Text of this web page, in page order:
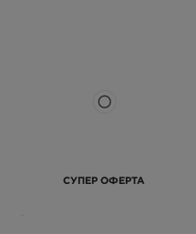
СУПЕР ОФЕРТА